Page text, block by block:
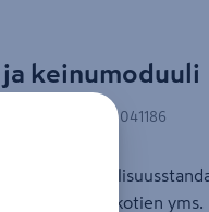
ja keinumoduuli
5705858041186
päiväkotien yms.